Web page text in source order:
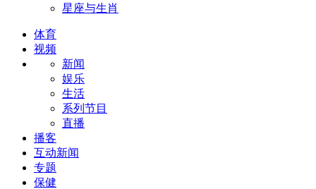
星座与生肖
体育
视频
新闻
娱乐
生活
系列节目
直播
播客
互动新闻
专题
保健